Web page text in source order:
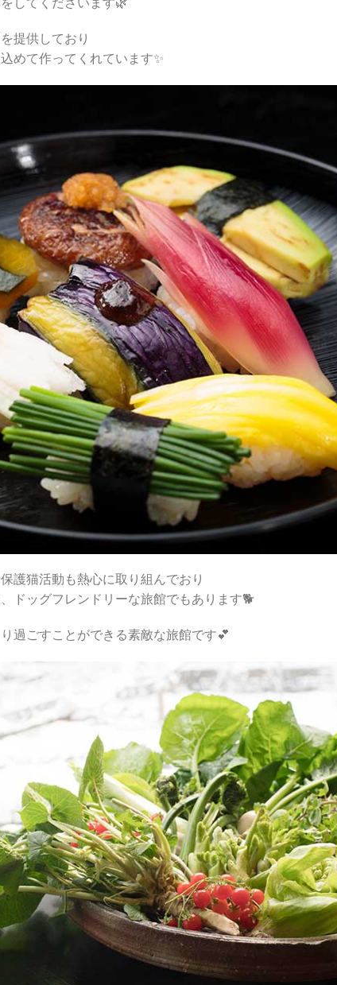
提供しており
めて作ってくれています✨
護猫活動も熱心に取り組んでおり
ドッグフレンドリーな旅館でもあります🐕
過ごすことができる素敵な旅館です💕